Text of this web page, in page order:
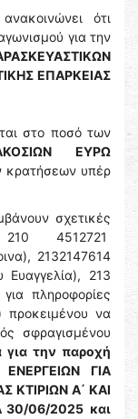
ότι
για την
ΕΠΑΡΚΕΙΑΣ
στο ποσό των
ΕΥΡΩ
κρατήσεων υπέρ
σχετικές
4512721
2132147614
Ευαγγελία), 213
πληροφορίες
προκειμένου να
σφραγισμένου
την παροχή
ΓΙΑ
ΚΤΙΡΙΩΝ Α΄ ΚΑΙ
30/06/2025 και